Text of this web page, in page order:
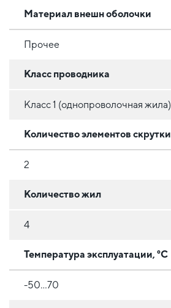
Материал внешн оболочки
Прочее
Класс проводника
Класс 1 (однопроволочная жила)
Количество элементов скрутки
2
Количество жил
4
Температура эксплуатации, °C
-50…70